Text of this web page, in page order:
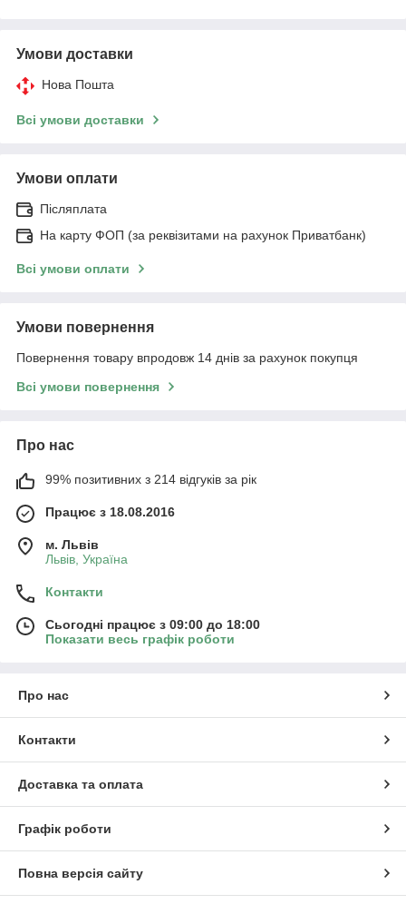
Умови доставки
Нова Пошта
Всі умови доставки
Умови оплати
Післяплата
На карту ФОП (за реквізитами на рахунок Приватбанк)
Всі умови оплати
Умови повернення
Повернення товару впродовж 14 днів за рахунок покупця
Всі умови повернення
Про нас
99% позитивних з 214 відгуків за рік
Працює з 18.08.2016
м. Львів
Львів, Україна
Контакти
Сьогодні працює з 09:00 до 18:00
Показати весь графік роботи
Про нас
Контакти
Доставка та оплата
Графік роботи
Повна версія сайту